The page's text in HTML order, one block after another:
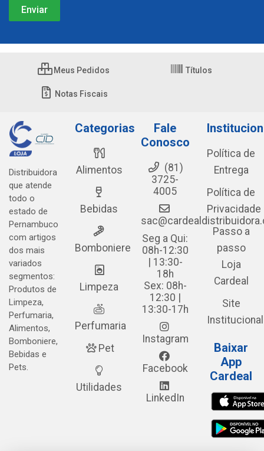
Meus Pedidos Títulos
Notas Fiscais
Distribuidora
que atende
todo o
estado de
Pernambuco
com artigos
dos mais
variados
segmentos:
Produtos de
Limpeza,
Perfumaria,
Alimentos,
Bomboniere,
Bebidas e
Pets.
Categorias
Alimentos
Bebidas
Bomboniere
Limpeza
Perfumaria
Pet
Utilidades
Fale
Conosco
(81)
3725-
4005
Seg a Qui:
08h-12:30
| 13:30-
18h
Sex: 08h-
12:30 |
13:30-17h
Instagram
Facebook
LinkedIn
Política de
Entrega
Política de
Privacidade
Passo a
passo
Loja
Cardeal
Site
Institucional
Baixar
App
Cardeal